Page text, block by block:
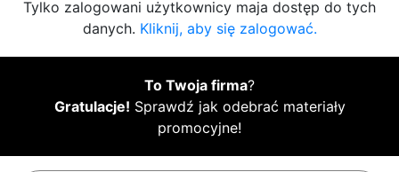
Tylko zalogowani użytkownicy maja dostęp do tych
danych. Kliknij, aby się zalogować.
To Twoja firma?
Gratulacje! Sprawdź jak odebrać materiały
promocyjne!